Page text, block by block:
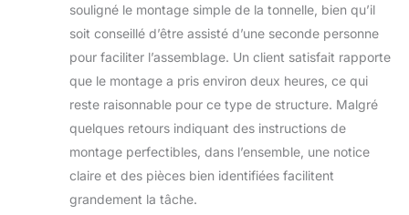
garantissant une
protection contre les
étagères grillagées et
barres de
suspension
augmentent sa
praticité, faisant de
chaque barbecue
une occasion de
souligné le montage simple de la tonnelle, bien qu’il
soit conseillé d’être assisté d’une seconde personne
pour faciliter l’assemblage. Un client satisfait rapporte
que le montage a pris environ deux heures, ce qui
reste raisonnable pour ce type de structure. Malgré
quelques retours indiquant des instructions de
montage perfectibles, dans l’ensemble, une notice
claire et des pièces bien identifiées facilitent
grandement la tâche.